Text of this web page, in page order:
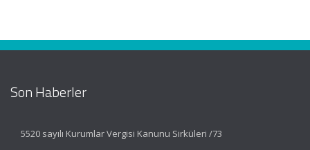
Son Haberler
5520 sayılı Kurumlar Vergisi Kanunu Sirküleri /73